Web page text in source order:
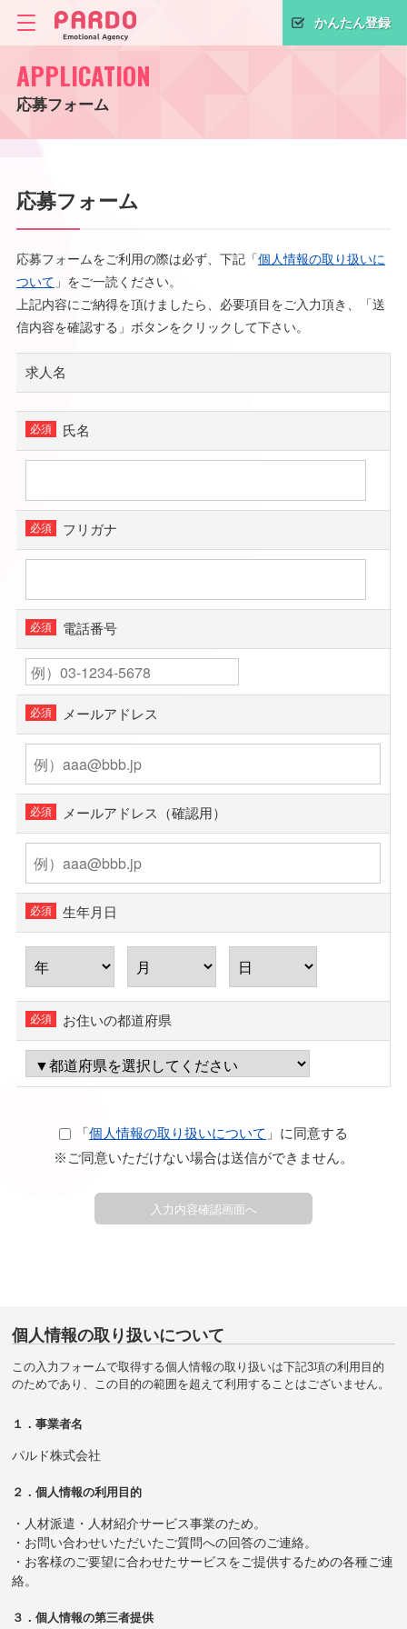
かんたん登録
APPLICATION
応募フォーム
応募フォーム
応募フォームをご利用の際は必ず、下記「個人情報の取り扱いに
ついて 」をご一読ください。
上記内容にご納得を頂けましたら、必要項目をご入力頂き、「送
信内容を確認する」ボタンをクリックして下さい。
求人名
氏名
フリガナ
電話番号
メールアドレス
メールアドレス（確認用）
生年月日
お住いの都道府県
「個人情報の取り扱いについて 」に同意する
※ご同意いただけない場合は送信ができません。
個人情報の取り扱いについて
この入力フォームで取得する個人情報の取り扱いは下記3項の利用目的
のためであり、この目的の範囲を超えて利用することはございません。
１．事業者名
パルド株式会社
２．個人情報の利用目的
・人材派遣・人材紹介サービス事業のため。
・お問い合わせいただいたご質問への回答のご連絡。
・お客様のご要望に合わせたサービスをご提供するための各種ご連
絡。
３．個人情報の第三者提供